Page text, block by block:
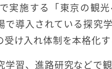
実施する「東京の観
で導入されている探究
け入れ体制を本格化す
学習、進路研究などで